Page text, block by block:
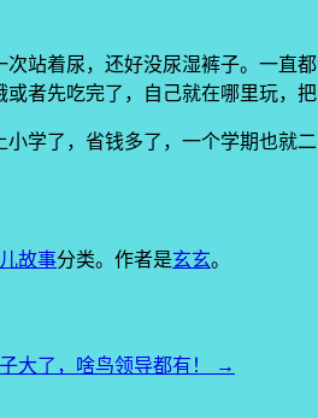
次站着尿，还好没尿湿裤子。一直
者先吃完了，自己就在哪里玩，
小学了，省钱多了，一个学期也就
故事分类。 作者是玄玄。
大了，啥鸟领导都有！ →